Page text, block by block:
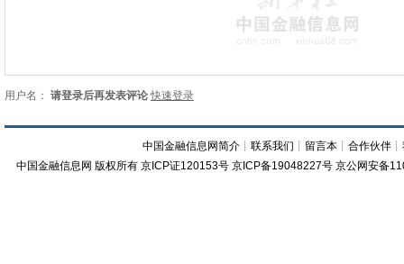
用户名： 请登录后再发表评论 快速登录
中国金融信息网简介 ┊联系我们 ┊ 留言本 ┊合作伙伴 ┊
中国金融信息网 版权所有 京ICP证120153号 京ICP备19048227号 京公网安备